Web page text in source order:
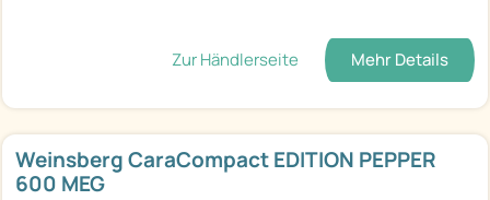
Zur Händlerseite Mehr Details
Weinsberg CaraCompact EDITION PEPPER
600 MEG